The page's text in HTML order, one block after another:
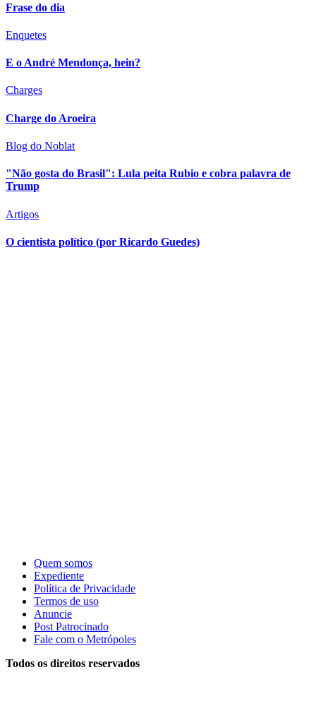
Frase do dia
Enquetes
E o André Mendonça, hein?
Charges
Charge do Aroeira
Blog do Noblat
"Não gosta do Brasil": Lula peita Rubio e cobra palavra de
Trump
Artigos
O cientista político (por Ricardo Guedes)
Quem somos
Expediente
Política de Privacidade
Termos de uso
Anuncie
Post Patrocinado
Fale com o Metrópoles
Todos os direitos reservados